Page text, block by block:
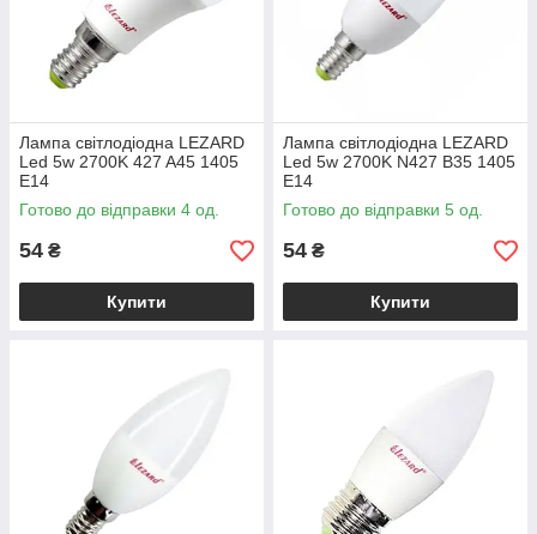
Лампа світлодіодна LEZARD
Led 5w 2700K 427 A45 1405
E14
Готово до відправки 4 од.
54 ₴
Купити
Лампа світлодіодна LEZARD
Led 5w 2700K N427 B35 1405
E14
Готово до відправки 5 од.
54 ₴
Купити